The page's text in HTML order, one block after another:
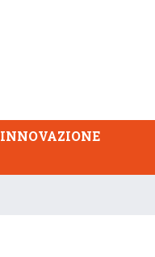
INNOVAZIONE